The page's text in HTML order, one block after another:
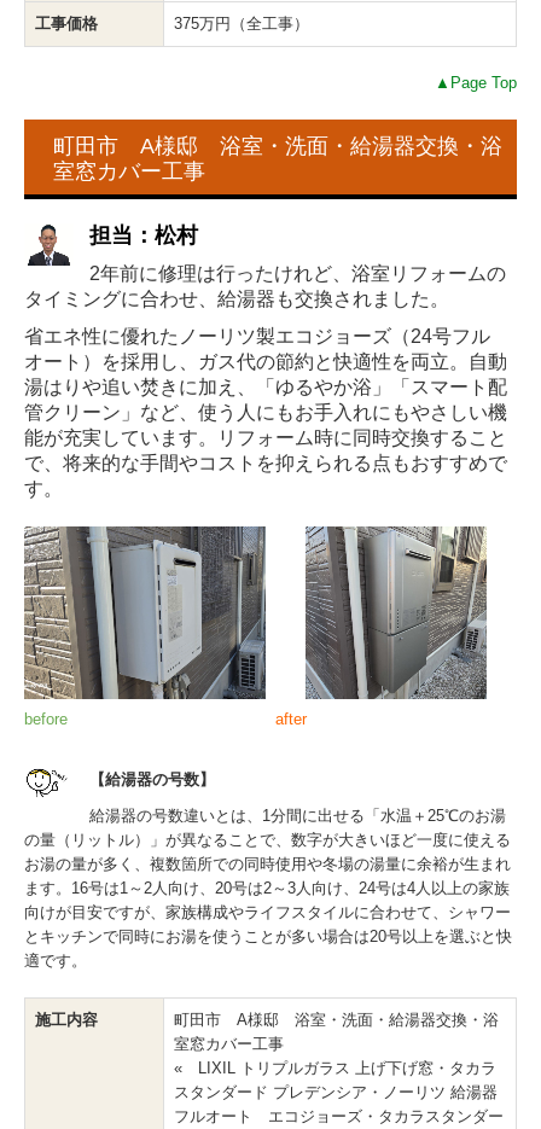
工事価格 375万円（全工事）
▲Page Top
町田市 A様邸 浴室・洗面・給湯器交換・浴
室窓カバー工事
担当：松村
2年前に修理は行ったけれど、浴室リフォームの
タイミングに合わせ、給湯器も交換されました。
省エネ性に優れたノーリツ製エコジョーズ（24号フル
オート）を採用し、ガス代の節約と快適性を両立。自動
湯はりや追い焚きに加え、「ゆるやか浴」「スマート配
管クリーン」など、使う人にもお手入れにもやさしい機
能が充実しています。リフォーム時に同時交換すること
で、将来的な手間やコストを抑えられる点もおすすめで
す。
before after
【給湯器の号数】
給湯器の号数違いとは、1分間に出せる「水温＋25℃のお湯
の量（リットル）」が異なることで、数字が大きいほど一度に使える
お湯の量が多く、複数箇所での同時使用や冬場の湯量に余裕が生まれ
ます。16号は1～2人向け、20号は2～3人向け、24号は4人以上の家族
向けが目安ですが、家族構成やライフスタイルに合わせて、シャワー
とキッチンで同時にお湯を使うことが多い場合は20号以上を選ぶと快
適です。
施工内容
町田市 A様邸 浴室・洗面・給湯器交換・浴
室窓カバー工事
« LIXIL トリプルガラス 上げ下げ窓・タカラ
スタンダード プレデンシア・ノーリツ 給湯器
フルオート エコジョーズ・タカラスタンダー